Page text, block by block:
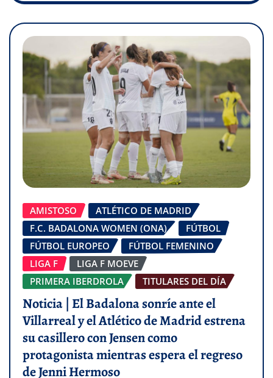
AMISTOSO
ATLÉTICO DE MADRID
F.C. BADALONA WOMEN (ONA)
FÚTBOL
FÚTBOL EUROPEO
FÚTBOL FEMENINO
LIGA F
LIGA F MOEVE
PRIMERA IBERDROLA
TITULARES DEL DÍA
Noticia | El Badalona sonríe ante el
Villarreal y el Atlético de Madrid estrena
su casillero con Jensen como
protagonista mientras espera el regreso
de Jenni Hermoso